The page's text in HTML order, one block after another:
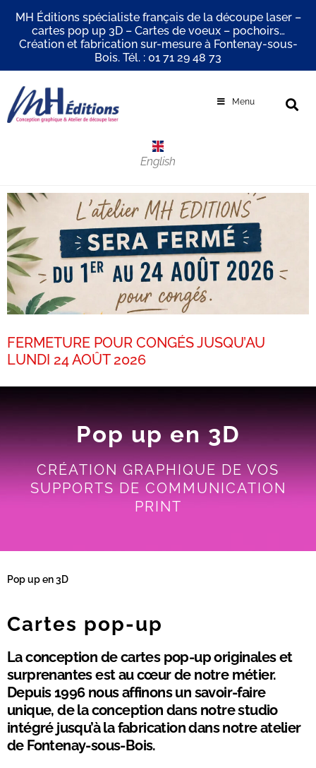
MH Éditions spécialiste français de la découpe laser –
cartes pop up 3D – Cartes de voeux – pochoirs…
Création et fabrication sur-mesure à Fontenay-sous-
Bois. Tél. : 01 71 29 48 73
Menu
English
FERMETURE POUR CONGÉS JUSQU’AU
LUNDI 24 AOÛT 2026
Pop up en 3D
CRÉATION GRAPHIQUE DE VOS
SUPPORTS DE COMMUNICATION
PRINT
Pop up en 3D
Cartes pop-up
La conception de cartes pop-up originales et
surprenantes est au cœur de notre métier.
Depuis 1996 nous affinons un savoir-faire
unique, de la conception dans notre studio
intégré jusqu’à la fabrication dans notre atelier
de Fontenay-sous-Bois.